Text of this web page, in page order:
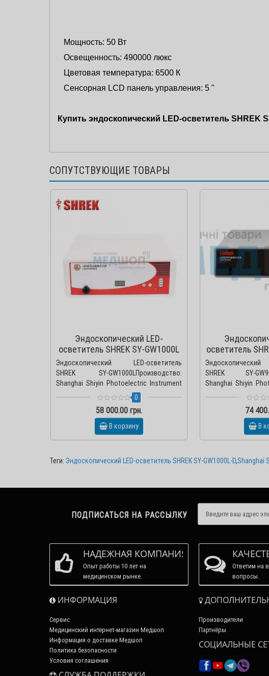
Мощность: 50 Вт
Освещенность: 490000 люкс
Цветовая температура: 6500 К
Сенсорная LCD панель управления: 5 "
Купить эндоскопический LED-осветитель SHREK
СОПУТСТВУЮЩИЕ ТОВАРЫ
Эндоскопический LED-
осветитель SHREK SY-GW1000L
Эндоскопический LED-осветитель
SHREK SY-GW1000LПроизводство:
Shanghai Shiyin Photoelectric Instrument
Co., Ltd., Китай Виде..
0
58 000.00 грн.
В корзину
осветитель
SHREK SY-
Shanghai Shiyin
Co., Ltd., Китай Вид..
74
В
Теги: Эндоскопический LED-осветитель SHREK SY-GW1000L-D,Shanghai
ПОДПИСАТЬСЯ НА РАССЫЛКУ
НАДЕЖНАЯ КОМПАНИЯ
Опыт работы 10 лет на
медицинском рынке.
Ответим на
вопросы.
ИНФОРМАЦИЯ
Сервис
Медицинский интернет-магазин Медшоп
Информация о доставке Медшоп
Политика безопасности
Условия соглашения
Производители
Партнёры
СОЦИАЛЬНЫЕ